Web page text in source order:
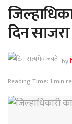
दिन साजरा
by
Reading Time: 1 min